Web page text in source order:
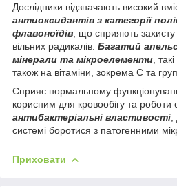
Дослідники відзначають високий
антиоксидантів з категорії
флавоноїдів , що сприяють захисту
вільних радикалів. Багатий
мінерали та мікроелементи ,
також на вітаміни, зокрема С та
Сприяє нормальному
корисним для кровообігу та
антибактеріальні властивості
системі боротися з патогенними
Приховати